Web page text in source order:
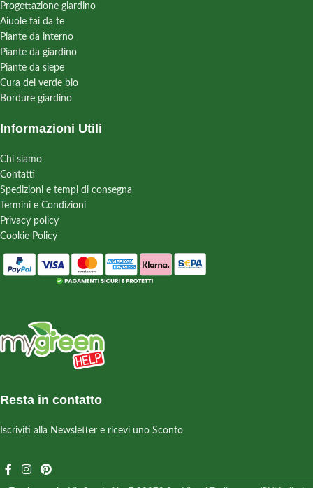
Progettazione giardino
Aiuole fai da te
Piante da interno
Piante da giardino
Piante da siepe
Cura del verde bio
Bordure giardino
Informazioni Utili
Chi siamo
Contatti
Spedizioni e tempi di consegna
Termini e Condizioni
Privacy policy
Cookie Policy
Resta in contatto
Iscriviti alla Newsletter e ricevi uno Sconto